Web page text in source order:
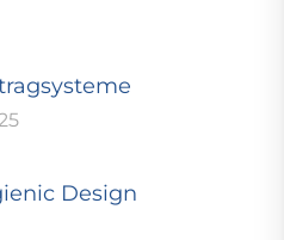
Design